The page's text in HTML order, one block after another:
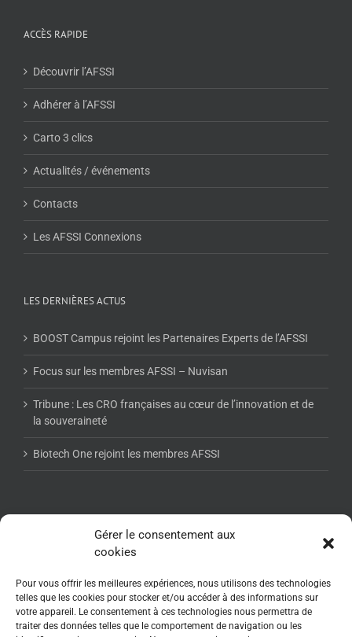
Gérer le consentement aux
cookies
Pour vous offrir les meilleures expériences, nous utilisons des technologies
telles que les cookies pour stocker et/ou accéder à des informations sur
votre appareil. Le consentement à ces technologies nous permettra de
traiter des données telles que le comportement de navigation ou les
ACCÈS RAPIDE
Découvrir l’AFSSI
Adhérer à l’AFSSI
Carto 3 clics
Actualités / événements
Contacts
Les AFSSI Connexions
LES DERNIÈRES ACTUS
BOOST Campus rejoint les Partenaires Experts de l’AFSSI
Focus sur les membres AFSSI – Nuvisan
Tribune : Les CRO françaises au cœur de l’innovation et de
la souveraineté
Biotech One rejoint les membres AFSSI
NEWSLETTER AFSSI